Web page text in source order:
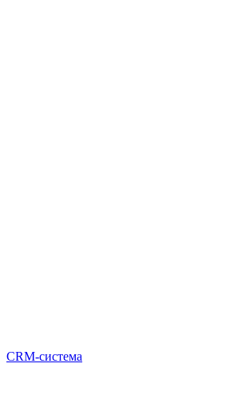
CRM-система